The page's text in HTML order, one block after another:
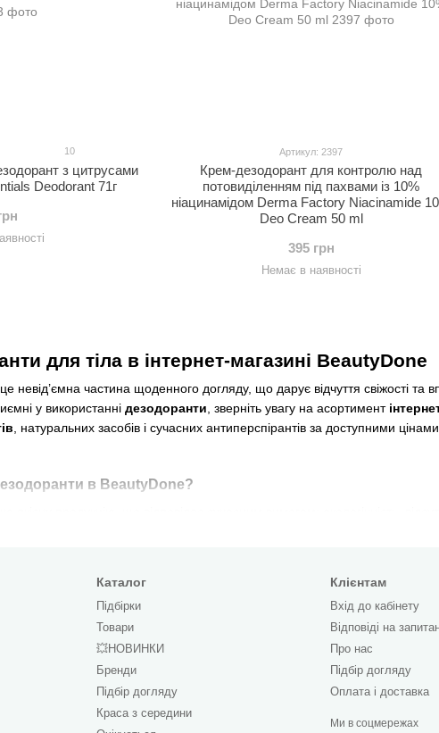
для тіла в інтернет-магазині BeautyDone
невід’ємна частина щоденного догляду, що дарує відчуття свіжості та
у використанні дезодоранти , зверніть увагу на асортимент
, натуральних засобів і сучасних антиперспірантів за доступними цінами.
в BeautyDone?
або роликового аплікатора;
— для чутливої шкіри;
— для прихильників натурального догляду.
у BeautyDone
10
з цитрусами
Deodorant 71г
Артикул: 2397
Крем-дезодорант для контролю над
потовиділенням під пахвами із 10%
ніацинамідом Derma Factory Niacinamide
Deo Cream 50 ml
395 грн
Немає в наявності
Каталог
Підбірки
Товари
💥НОВИНКИ
Бренди
Підбір догляду
Краса з середини
Клієнтам
Вхід до кабінету
Відповіді на
Про нас
Підбір догляду
Оплата і доставка
Ми в соцмережах